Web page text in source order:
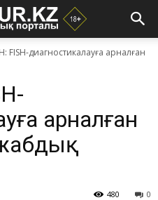
FISH-диагностикалауға арналған
арналған
0
480